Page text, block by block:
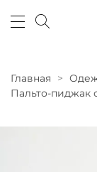
Главная
Пальто-пиджак